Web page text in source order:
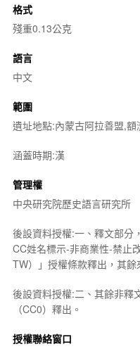
格式
殘重0.13公克
語言
中文
範圍
遺址地點:內蒙古阿拉善盟,
涵蓋時期:漢
管理權
中央研究院歷史語言研究所
後設資料授權:一、釋文部分
CC姓名標示-非商業性-禁止
TW）」授權條款釋出，其餘
後設資料授權:二、其餘非釋
（CC0）釋出。
授權聯絡窗口